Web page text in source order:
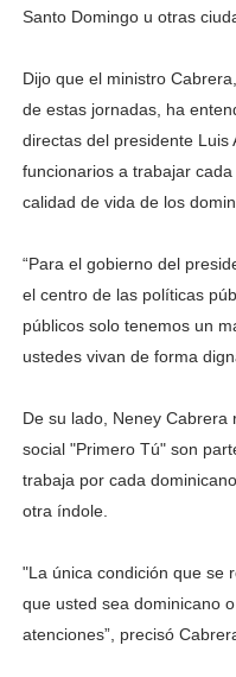
Santo Domingo u otras
Dijo que el ministro
de estas jornadas, ha
directas del presidente Luis
funcionarios a trabajar
calidad de vida de los
“Para el gobierno del
el centro de las políticas
públicos solo tenemos un
ustedes vivan de forma
De su lado, Neney Cabrera
social "Primero Tú" son
trabaja por cada
otra índole.
"La única condición que se
que usted sea dominicano
atenciones”, precisó